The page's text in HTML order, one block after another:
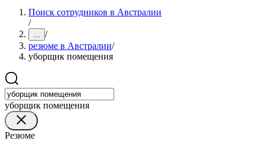
Поиск сотрудников в Австралии
/
... /
резюме в Австралии/
уборщик помещения
уборщик помещения
Резюме